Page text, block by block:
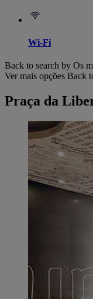
Wi-Fi
Back to search by Os
Ver mais opções Back
Praça da